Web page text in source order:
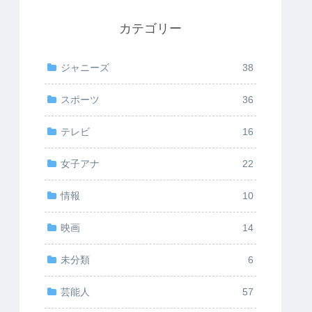
カテゴリー
ジャニーズ 38
スポーツ 36
テレビ 16
女子アナ 22
情報 10
映画 14
未分類 6
芸能人 57